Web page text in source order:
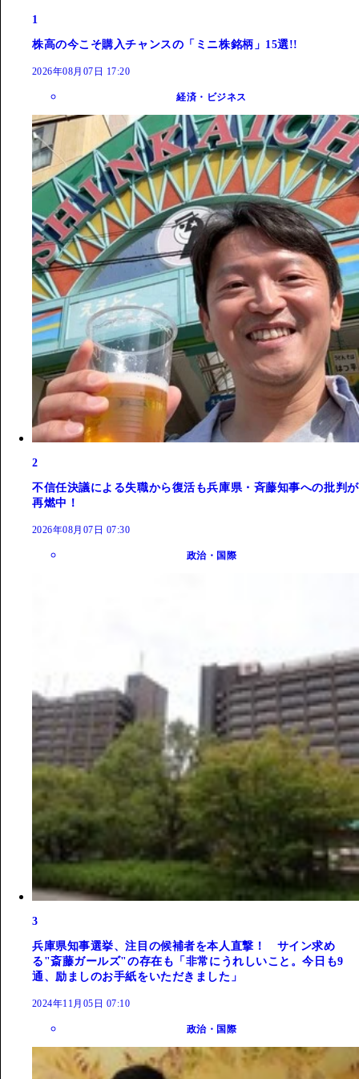
1
株高の今こそ購入チャンスの「ミニ株銘柄」15選!!
2026年08月07日 17:20
経済・ビジネス
2
不信任決議による失職から復活も兵庫県・斉藤知事への批判が
再燃中！
2026年08月07日 07:30
政治・国際
3
兵庫県知事選挙、注目の候補者を本人直撃！ サイン求め
る"斎藤ガールズ"の存在も「非常にうれしいこと。今日も9
通、励ましのお手紙をいただきました」
2024年11月05日 07:10
政治・国際